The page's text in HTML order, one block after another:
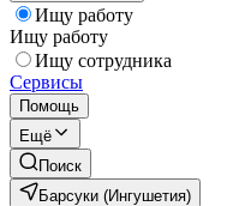
Ищу работу
Ищу работу
Ищу сотрудника
Сервисы
Помощь
Ещё
Поиск
Барсуки (Ингушетия)